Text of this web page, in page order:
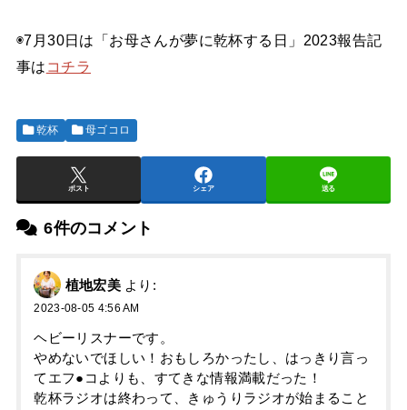
◉7月30日は「お母さんが夢に乾杯する日」2023報告記
事は コチラ
乾杯 母ゴコロ
ポスト シェア 送る
6件のコメント
植地宏美 より:
2023-08-05 4:56 AM
ヘビーリスナーです。
やめないでほしい！おもしろかったし、はっきり言っ
てエフ●コよりも、すてきな情報満載だった！
乾杯ラジオは終わって、きゅうりラジオが始まること